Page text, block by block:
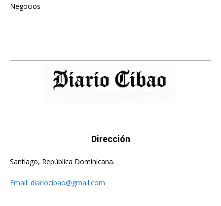
Negocios
Dirección
Santiago, República Dominicana.
Email: diariocibao@gmail.com